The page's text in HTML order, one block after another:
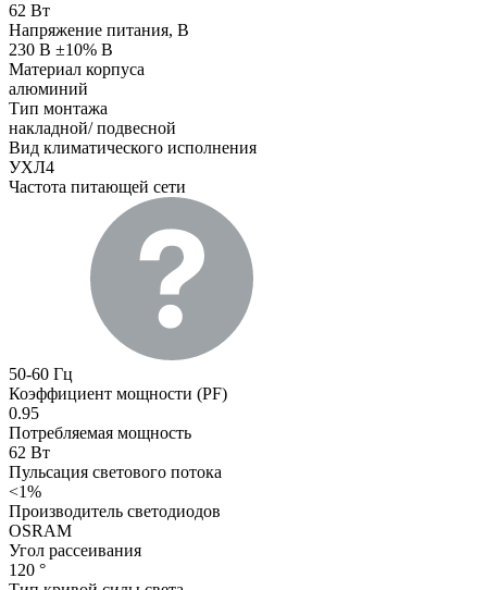
62 Вт
Напряжение питания, В
230 В ±10% В
Материал корпуса
алюминий
Тип монтажа
накладной/ подвесной
Вид климатического исполнения
УХЛ4
Частота питающей сети
50-60 Гц
Коэффициент мощности (PF)
0.95
Потребляемая мощность
62 Вт
Пульсация светового потока
<1%
Производитель светодиодов
OSRAM
Угол рассеивания
120 °